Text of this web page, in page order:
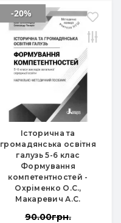
Історична та
громадянська освітня
галузь 5-6 клас
Формування
компетентностей -
Охріменко О.С.,
Макаревич А.С.
-20%
90.00грн.